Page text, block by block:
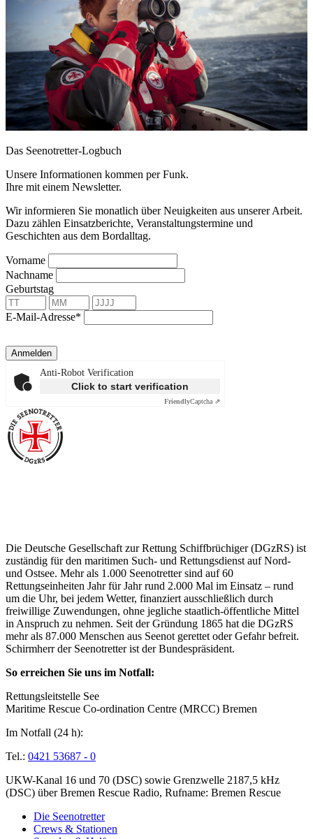
Das Seenotretter-Logbuch
Unsere Informationen kommen per Funk.
Ihre mit einem Newsletter.
Wir informieren Sie monatlich über Neuigkeiten aus unserer Arbeit.
Dazu zählen Einsatzberichte, Veranstaltungstermine und
Geschichten aus dem Bordalltag.
Vorname
Nachname
Geburtstag
E-Mail-Adresse*
Anmelden
Anti-Robot Verification
Click to start verification
FriendlyCaptcha ⇗
Die Deutsche Gesellschaft zur Rettung Schiffbrüchiger (DGzRS) ist
zuständig für den maritimen Such- und Rettungsdienst auf Nord-
und Ostsee. Mehr als 1.000 Seenotretter sind auf 60
Rettungseinheiten Jahr für Jahr rund 2.000 Mal im Einsatz – rund
um die Uhr, bei jedem Wetter, finanziert ausschließlich durch
freiwillige Zuwendungen, ohne jegliche staatlich-öffentliche Mittel
in Anspruch zu nehmen. Seit der Gründung 1865 hat die DGzRS
mehr als 87.000 Menschen aus Seenot gerettet oder Gefahr befreit.
Schirmherr der Seenotretter ist der Bundespräsident.
So erreichen Sie uns im Notfall:
Rettungsleitstelle See
Maritime Rescue Co-ordination Centre (MRCC) Bremen
Im Notfall (24 h):
Tel.: 0421 53687 - 0
UKW-Kanal 16 und 70 (DSC) sowie Grenzwelle 2187,5 kHz
(DSC) über Bremen Rescue Radio, Rufname: Bremen Rescue
Die Seenotretter
Crews & Stationen